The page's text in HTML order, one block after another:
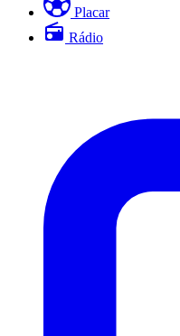
Placar
Rádio